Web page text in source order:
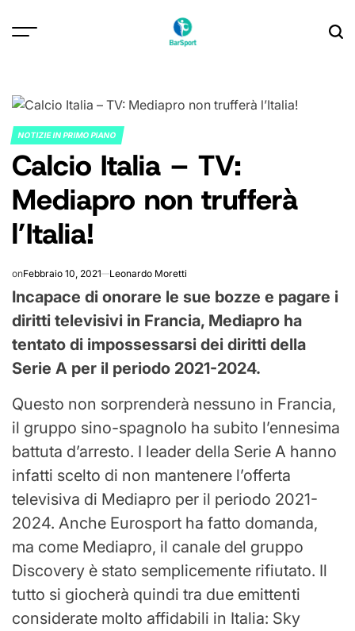
POSTED
IN
NOTIZIE IN PRIMO PIANO
Calcio Italia – TV:
Mediapro non trufferà
l’Italia!
onFebbraio 10, 2021 Leonardo Moretti
Incapace di onorare le sue bozze e pagare i
diritti televisivi in ​​Francia, Mediapro ha
tentato di impossessarsi dei diritti della
Serie A per il periodo 2021-2024.
Questo non sorprenderà nessuno in Francia,
il gruppo sino-spagnolo ha subito l’ennesima
battuta d’arresto. I leader della Serie A hanno
infatti scelto di non mantenere l’offerta
televisiva di Mediapro per il periodo 2021-
2024. Anche Eurosport ha fatto domanda,
ma come Mediapro, il canale del gruppo
Discovery è stato semplicemente rifiutato. Il
tutto si giocherà quindi tra due emittenti
considerate molto affidabili in Italia: Sky